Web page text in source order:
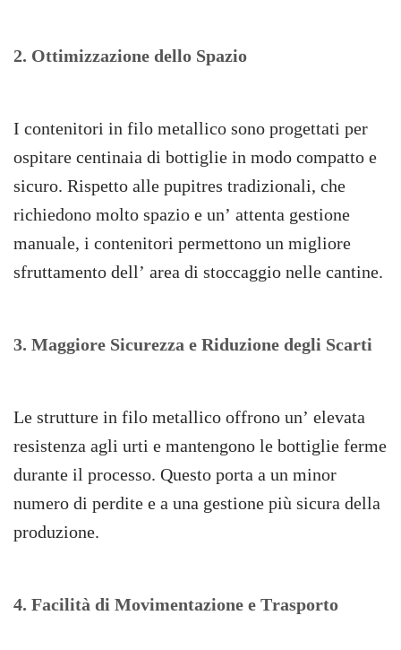
2. Ottimizzazione dello Spazio
I contenitori in filo metallico sono progettati per
ospitare centinaia di bottiglie in modo compatto e
sicuro. Rispetto alle pupitres tradizionali, che
richiedono molto spazio e un’ attenta gestione
manuale, i contenitori permettono un migliore
sfruttamento dell’ area di stoccaggio nelle cantine.
3. Maggiore Sicurezza e Riduzione degli Scarti
Le strutture in filo metallico offrono un’ elevata
resistenza agli urti e mantengono le bottiglie ferme
durante il processo. Questo porta a un minor
numero di perdite e a una gestione più sicura della
produzione.
4. Facilità di Movimentazione e Trasporto